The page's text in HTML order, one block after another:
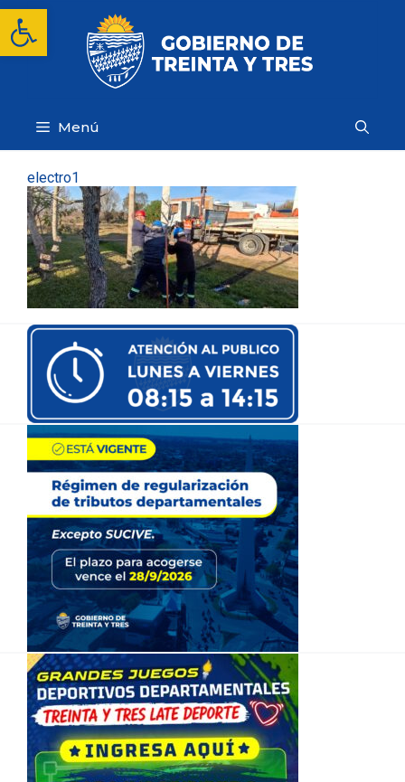
Abrir barra de herramientas
Saltar
contenido
Menú
electro1